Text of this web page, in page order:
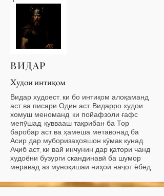
ВИДАР
Худои интиқом
Видар худоест, ки бо интиқом алоқаманд
аст ва писари Один аст. Видарро худои
хомуш меноманд, ки пойафзоли ғафс
мепӯшад, қуввааш тақрибан ба Тор
баробар аст ва ҳамеша метавонад ба
Асир дар муборизаҳояшон кӯмак кунад.
Аҷиб аст, ки вай инчунин дар қатори чанд
худоёни бузурги скандинавӣ ба шумор
меравад. аз муноқишаи ниҳоӣ наҷот ёбед.